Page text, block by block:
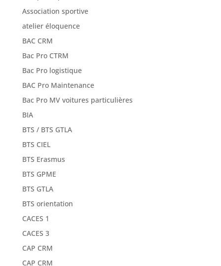
BAC CRM
Bac Pro CTRM
Bac Pro logistique
BAC Pro Maintenance
Bac Pro MV voitures particulières
BIA
BTS / BTS GTLA
BTS CIEL
BTS Erasmus
BTS GPME
BTS GTLA
BTS orientation
CACES 1
CACES 3
CAP CRM
CAP CRM
CAP CRM Option Livraisons longue distance
Chorale